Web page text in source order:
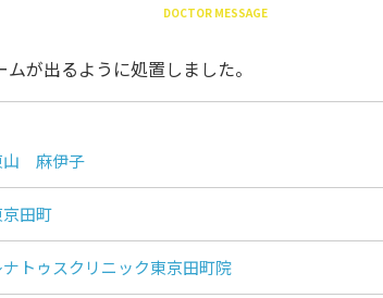
DOCTOR MESSAGE
が出るように処置しました。
山 麻伊子
京田町
ナトゥスクリニック東京田町院